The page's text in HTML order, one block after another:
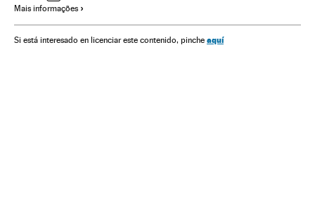
Militares carreira
Mais informações
Si está interesado en licenciar este contenido, pinche aquí